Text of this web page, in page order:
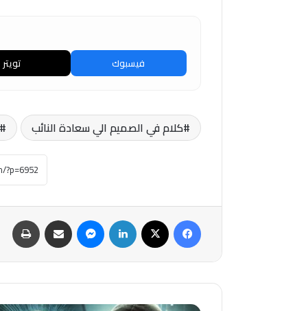
فيسبوك تويتر
كلام في الصميم الي سعادة النائب
فيسبوك لينكدإن ماسنجر مشاركة عبر البريد